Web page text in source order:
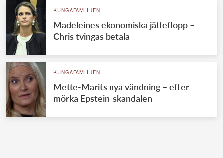
KUNGAFAMILJEN
Madeleines ekonomiska jätteflopp –
Chris tvingas betala
KUNGAFAMILJEN
Mette-Marits nya vändning – efter
mörka Epstein-skandalen